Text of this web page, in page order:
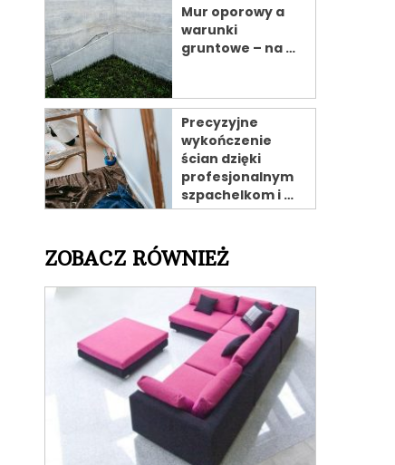
Mur oporowy a
warunki
gruntowe – na …
Precyzyjne
wykończenie
ścian dzięki
profesjonalnym
szpachelkom i …
ZOBACZ RÓWNIEŻ